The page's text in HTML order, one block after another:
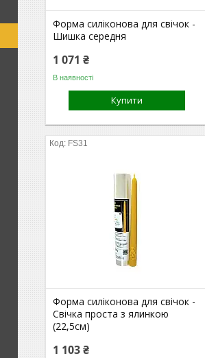
Форма силіконова для свічок -
Шишка середня
1 071 ₴
В наявності
Купити
FS31
Форма силіконова для свічок -
Свічка проста з ялинкою
(22,5см)
1 103 ₴